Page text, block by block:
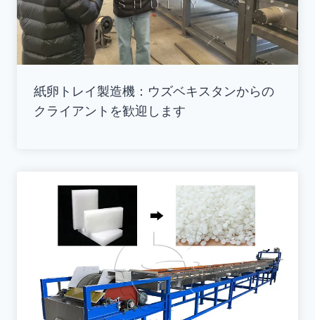
紙卵トレイ製造機：ウズベキスタンからの
クライアントを歓迎します